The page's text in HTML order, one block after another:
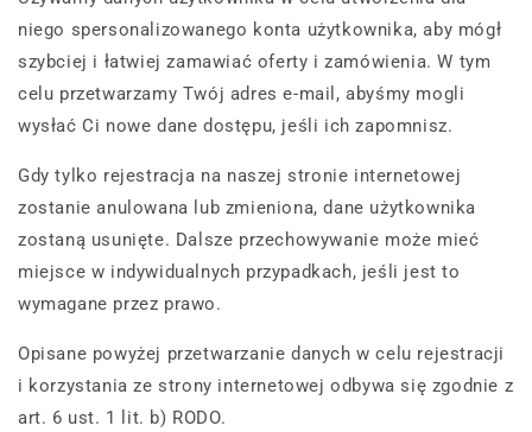
niego spersonalizowanego konta użytkownika, aby mógł
szybciej i łatwiej zamawiać oferty i zamówienia. W tym
celu przetwarzamy Twój adres e-mail, abyśmy mogli
wysłać Ci nowe dane dostępu, jeśli ich zapomnisz.
Gdy tylko rejestracja na naszej stronie internetowej
zostanie anulowana lub zmieniona, dane użytkownika
zostaną usunięte. Dalsze przechowywanie może mieć
miejsce w indywidualnych przypadkach, jeśli jest to
wymagane przez prawo.
Opisane powyżej przetwarzanie danych w celu rejestracji
i korzystania ze strony internetowej odbywa się zgodnie z
art. 6 ust. 1 lit. b) RODO.